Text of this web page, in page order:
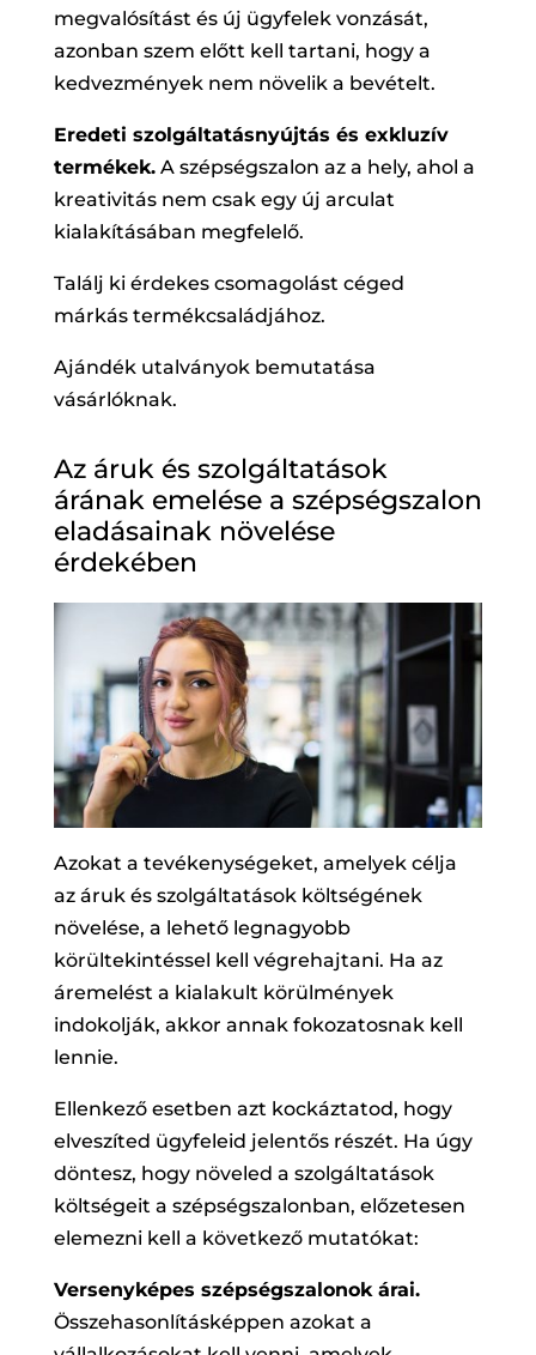
megvalósítást és új ügyfelek vonzását,
azonban szem előtt kell tartani, hogy a
kedvezmények nem növelik a bevételt.
Eredeti szolgáltatásnyújtás és exkluzív
termékek.A szépségszalon az a hely, ahol a
kreativitás nem csak egy új arculat
kialakításában megfelelő.
Találj ki érdekes csomagolást céged
márkás termékcsaládjához.
Ajándék utalványok bemutatása
vásárlóknak.
Az áruk és szolgáltatások
árának emelése a szépségszalon
eladásainak növelése
érdekében
Azokat a tevékenységeket, amelyek célja
az áruk és szolgáltatások költségének
növelése, a lehető legnagyobb
körültekintéssel kell végrehajtani. Ha az
áremelést a kialakult körülmények
indokolják, akkor annak fokozatosnak kell
lennie.
Ellenkező esetben azt kockáztatod, hogy
elveszíted ügyfeleid jelentős részét. Ha úgy
döntesz, hogy növeled a szolgáltatások
költségeit a szépségszalonban, előzetesen
elemezni kell a következő mutatókat:
Versenyképes szépségszalonok árai.
Összehasonlításképpen azokat a